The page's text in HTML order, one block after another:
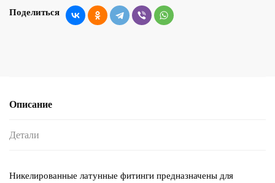
Поделиться
Описание
Детали
Никелированные латунные фитинги предназначены для